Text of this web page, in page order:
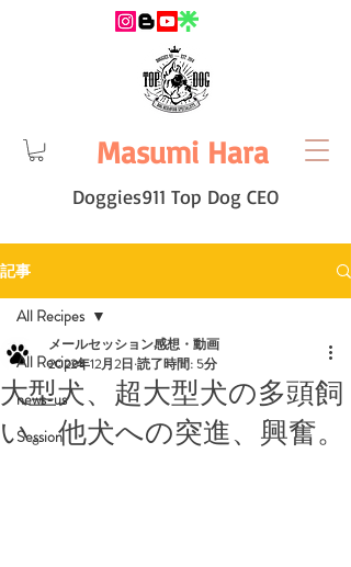
Masumi Hara
Doggies911 Top Dog CEO
記事
All Recipes
news-us
Session
All Recipes
大型犬、超大型犬の多頭飼
い。他犬への突進、興奮。
メールセッション感想・動画
2022年12月2日 読了時間: 5分